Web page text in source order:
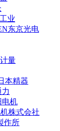
业
东京光电
量
本精器
电机
株式会社
作所